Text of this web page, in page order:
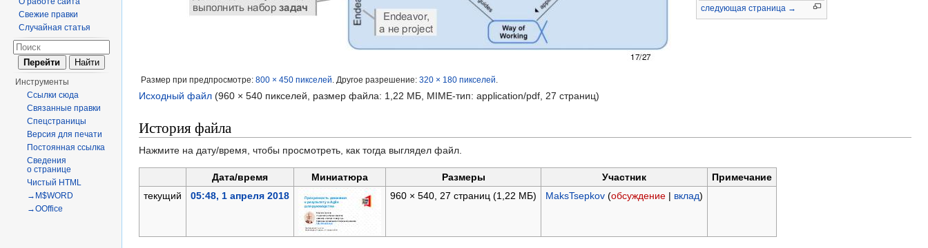
Размер при предпросмотре: 800 × 450 пикселей Другое разрешение: 320 × 180 пикселей
следующая страница →
Исходный файл (960 × 540 пикселей, размер файла: 1,22 МБ, MIME-тип: application/pdf , 27 страниц)
История файла
Нажмите на дату/время, чтобы просмотреть, как тогда выглядел файл.
Дата/время Миниатюра Размеры Участник
Примечание
текущий
05:48, 1 апреля 2018 960 × 540, 27 страниц (1,22 МБ) MaksTsepkov (обсуждение| вклад)
Свежие правки
Случайная статья
Инструменты
Ссылки сюда
Связанные правки
Спецстраницы
Версия для печати
Постоянная ссылка
Сведения
о странице
Чистый HTML
→M$WORD
→OOffice